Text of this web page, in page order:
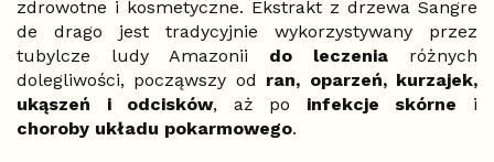
zdrowotne i kosmetyczne. Ekstrakt z drzewa Sangre
de drago jest tradycyjnie wykorzystywany przez
tubylcze ludy Amazonii do leczenia różnych
dolegliwości, począwszy od ran, oparzeń, kurzajek,
ukąszeń i odcisków, aż po infekcje skórne i
choroby układu pokarmowego.